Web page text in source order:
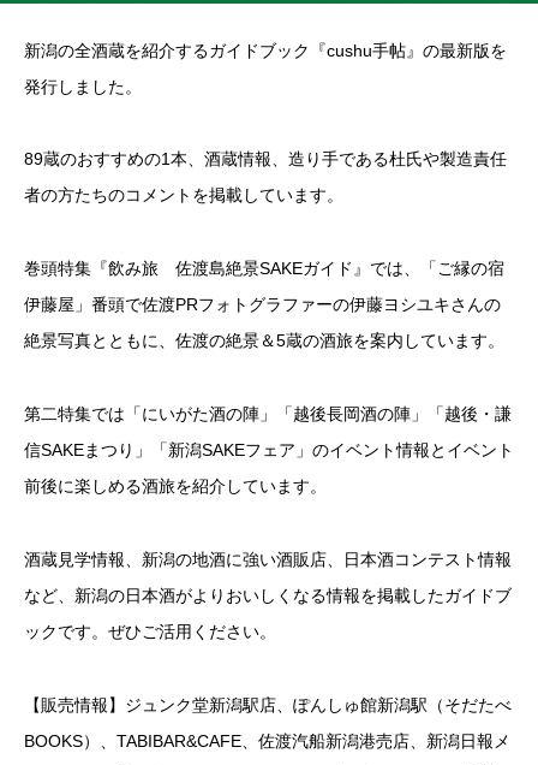
新潟の全酒蔵を紹介するガイドブック『cushu手帖』の最新版を
発行しました。
89蔵のおすすめの1本、酒蔵情報、造り手である杜氏や製造責任
者の方たちのコメントを掲載しています。
巻頭特集『飲み旅 佐渡島絶景SAKEガイド』では、「ご縁の宿
伊藤屋」番頭で佐渡PRフォトグラファーの伊藤ヨシユキさんの
絶景写真とともに、佐渡の絶景＆5蔵の酒旅を案内しています。
第二特集では「にいがた酒の陣」「越後長岡酒の陣」「越後・謙
信SAKEまつり」「新潟SAKEフェア」のイベント情報とイベント
前後に楽しめる酒旅を紹介しています。
酒蔵見学情報、新潟の地酒に強い酒販店、日本酒コンテスト情報
など、新潟の日本酒がよりおいしくなる情報を掲載したガイドブ
ックです。ぜひご活用ください。
【販売情報】ジュンク堂新潟駅店、ぽんしゅ館新潟駅（そだたべ
BOOKS）、TABIBAR&CAFE、佐渡汽船新潟港売店、新潟日報メ